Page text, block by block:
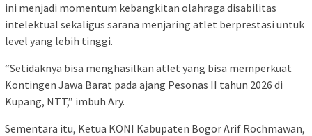
ini menjadi momentum kebangkitan olahraga disabilitas
intelektual sekaligus sarana menjaring atlet berprestasi untuk
level yang lebih tinggi.
“Setidaknya bisa menghasilkan atlet yang bisa memperkuat
Kontingen Jawa Barat pada ajang Pesonas II tahun 2026 di
Kupang, NTT,” imbuh Ary.
Sementara itu, Ketua KONI Kabupaten Bogor Arif Rochmawan,